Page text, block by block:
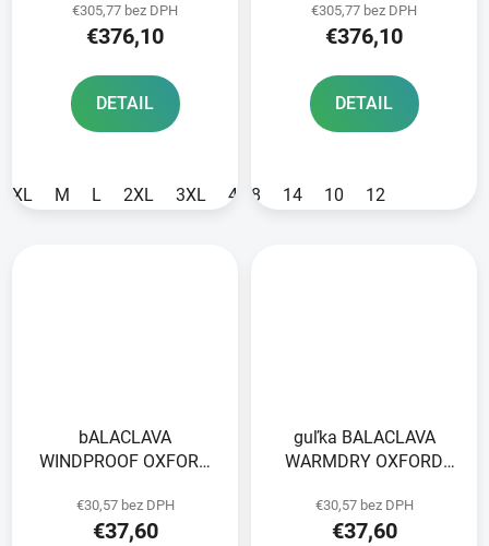
black/grey
€305,77 bez DPH
€376,10
DETAIL
XL M L 2XL 3XL 4XL
svetlo šedá/čierna/
červená
€305,77 bez DPH
€376,10
DETAIL
8 14 10 12
bALACLAVA
WINDPROOF OXFORD
€30,57 bez DPH
€37,60
guľka BALACLAVA
WARMDRY OXFORD
€30,57 bez DPH
€37,60